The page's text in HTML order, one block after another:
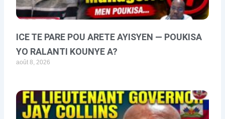
ICE TE PARE POU ARETE AYISYEN — POUKISA
YO RALANTI KOUNYE A?
août 8, 2026